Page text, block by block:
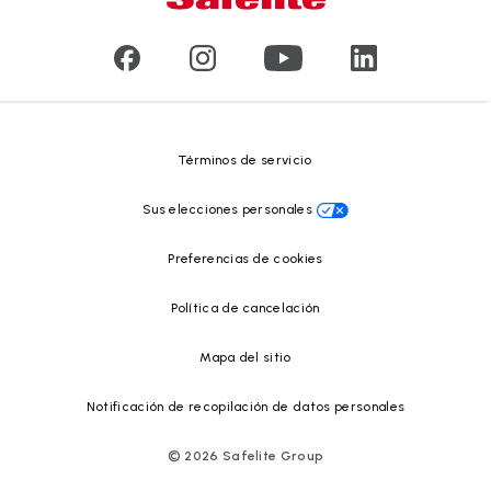
Reseñas de clientes
Reciclado de vidrio
Safelite Foundation
Términos de servicio
Sus elecciones personales
Preferencias de cookies
Política de cancelación
Mapa del sitio
Notificación de recopilación de datos personales
© 2026 Safelite Group